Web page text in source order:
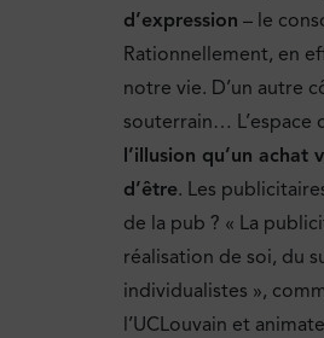
d’expression – le
Rationnellement, en
notre vie. D’un autre
souterrain… L’espace
l’illusion qu’un
d’être. Les
de la pub ? « La
réalisation de soi, du
individualistes »,
l’UCLouvain et